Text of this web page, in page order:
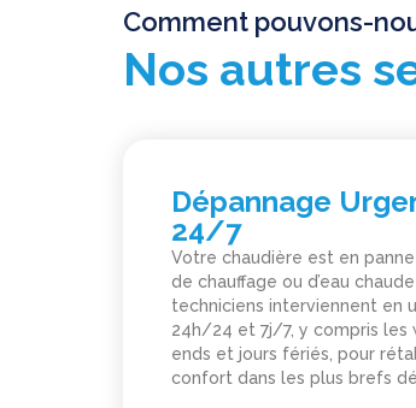
Comment pouvons-
Nos autres
Dépannage
24/7
Votre chaudière est en panne
de chauffage ou d’eau
techniciens interviennent en
24h/24 et 7j/7, y compris les
ends et jours fériés, pour
confort dans les plus brefs